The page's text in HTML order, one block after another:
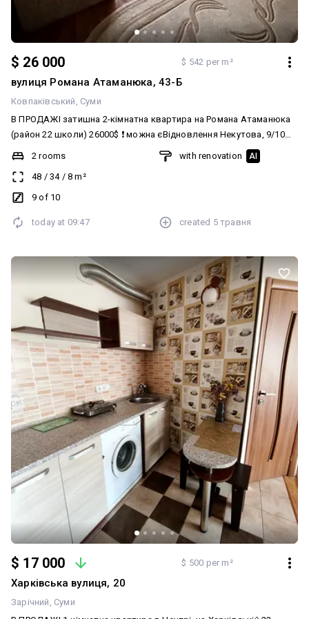
$ 26 000 $ 542 per m²
вулиця Романа Атаманюка, 43-Б
Ковпаківський Суми
В ПРОДАЖІ затишна 2-кімнатна квартира на Романа Атаманюка
(район 22 школи) 26000$ ❗ можна єВідновлення Некутова, 9/10
поверх, гарний косметичний ремонт. Кімнати ізольовані, 48 м.кв,
переглядом звертайтеся за тел 0994354939 Таня
2 rooms
48 / 34/ 8 m²
9 of 10
with renovation AI
today at 09:47 created 5 травня
$ 17 000 $ 500 per m²
Харківська вулиця, 20
Зарічний Суми